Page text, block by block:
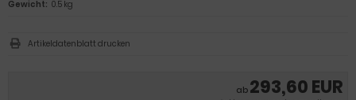
ab 293,60 EUR
Gewicht: 0.5 kg
Artikeldatenblatt drucken